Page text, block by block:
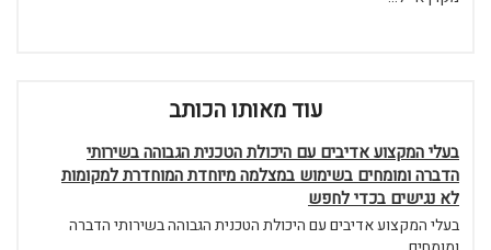
עוד מאותו הכותב
בעלי המקצוע אדיבים עם היכולת הטכנית הגבוהה בשירותי
הדברה ומומחים בשימוש במצלמה מיוחדת המוחדרת למקומות
לא נגישים בכדי לחפש
בעלי המקצוע אדיבים עם היכולת הטכנית הגבוהה בשירותי הדברה